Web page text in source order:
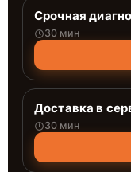
Срочная
30 мин
Доставка в
30 мин